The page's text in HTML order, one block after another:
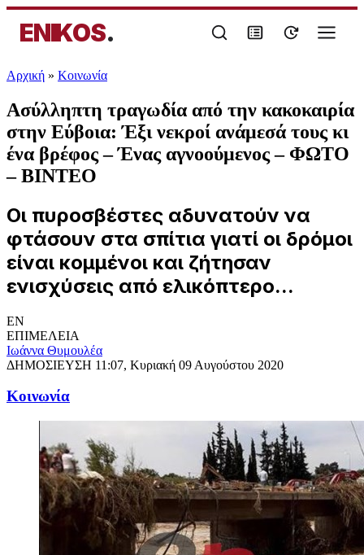
ENIKOS.
Αρχική » Κοινωνία
Ασύλληπτη τραγωδία από την κακοκαιρία
στην Εύβοια: Έξι νεκροί ανάμεσά τους κι
ένα βρέφος – Ένας αγνοούμενος – ΦΩΤΟ
– ΒΙΝΤΕΟ
Οι πυροσβέστες αδυνατούν να
φτάσουν στα σπίτια γιατί οι δρόμοι
είναι κομμένοι και ζήτησαν
ενισχύσεις από ελικόπτερο...
EN
ΕΠΙΜΕΛΕΙΑ
Ιωάννα Θυμουλέα
ΔΗΜΟΣΙΕΥΣΗ 11:07, Κυριακή 09 Αυγούστου 2020
Κοινωνία